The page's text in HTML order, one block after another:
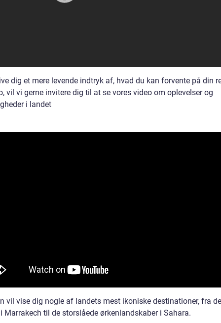
dig et mere levende indtryk af, hvad du kan forvente på din
vil vi gerne invitere dig til at se vores video om oplevelser og
i landet
vil vise dig nogle af landets mest ikoniske destinationer, fra
Marrakech til de storslåede ørkenlandskaber i Sahara.